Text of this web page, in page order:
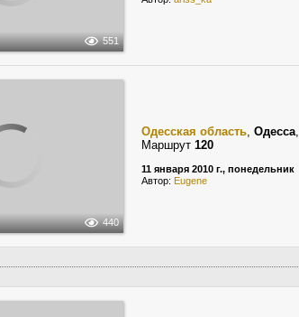
551
440
Одесская область, Одесса,
Маршрут 120
11 января 2010 г., понедельник
Автор: Eugene